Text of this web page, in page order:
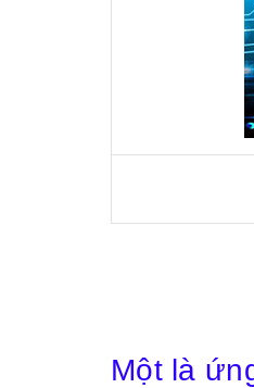
Một là